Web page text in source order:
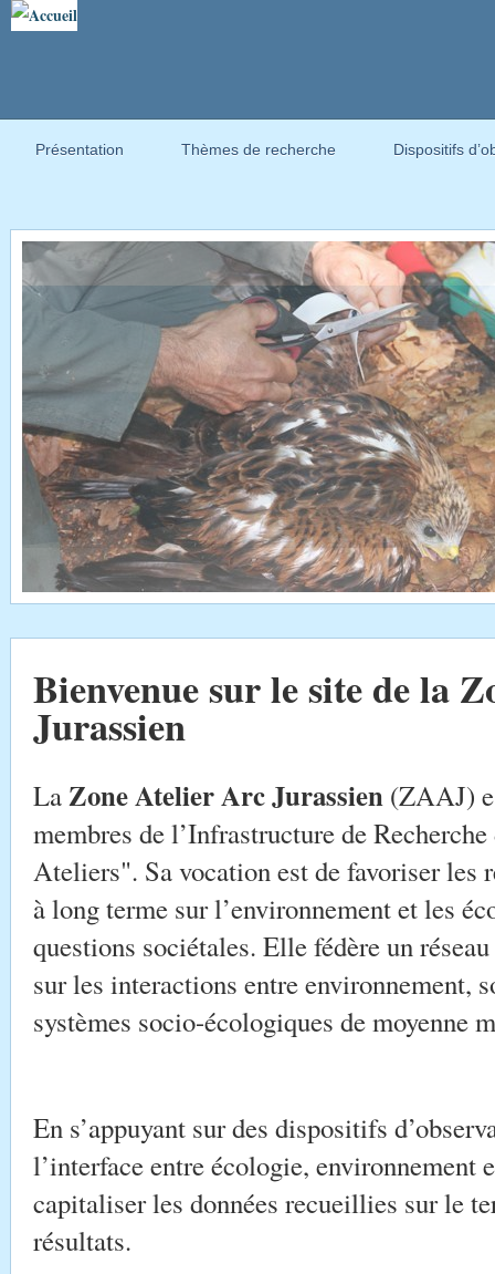
Présentation Thèmes de recherche Dispositifs
Bienvenue sur le site de la
Jurassien
LaZone Atelier Arc Jurassien (ZAAJ)
membres de l’Infrastructure de
Ateliers". Sa vocation est de favoriser les
à long terme sur l’environnement et les
questions sociétales. Elle fédère un
sur les interactions entre environnement,
systèmes socio-écologiques de moyenne
En s’appuyant sur des dispositifs
l’interface entre écologie, environnement
capitaliser les données recueillies sur le
résultats.